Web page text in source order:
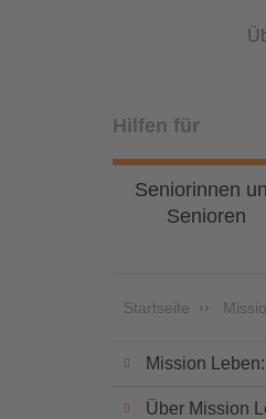
Hilfen für
Seniorinnen
Senioren
Startseite
Mission
Über Mission